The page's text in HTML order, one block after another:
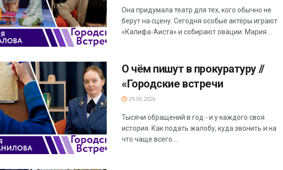
Она придумала театр для тех, кого обычно не
берут на сцену. Сегодня особые актёры играют
«Калифа-Аиста» и собирают овации. Мария ...
О чём пишут в прокуратуру //
«Городские встречи
29.05.2026
Тысячи обращений в год - и у каждого своя
история. Как подать жалобу, куда звонить и на
что чаще всего ...